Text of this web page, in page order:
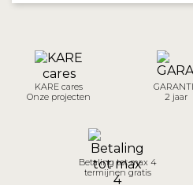
KARE cares
Onze projecten
2 jaar
Betaling tot max 4
termijnen gratis